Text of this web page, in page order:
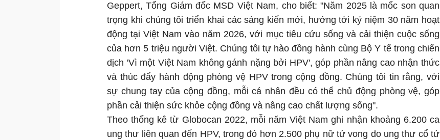
Geppert, Tổng Giám đốc MSD Việt Nam, cho biết: "Năm 2025 là mốc son quan
trọng khi chúng tôi triển khai các sáng kiến mới, hướng tới kỷ niệm 30 năm hoạt
động tại Việt Nam vào năm 2026, với mục tiêu cứu sống và cải thiện cuộc sống
của hơn 5 triệu người Việt. Chúng tôi tự hào đồng hành cùng Bộ Y tế trong chiến
dịch 'Vì một Việt Nam không gánh nặng bởi HPV', góp phần nâng cao nhận thức
và thúc đẩy hành động phòng vệ HPV trong cộng đồng. Chúng tôi tin rằng, với
sự chung tay của cộng đồng, mỗi cá nhân đều có thể chủ động phòng vệ, góp
phần cải thiện sức khỏe cộng đồng và nâng cao chất lượng sống".
Theo thống kê từ Globocan 2022, mỗi năm Việt Nam ghi nhận khoảng 6.200 ca
ung thư liên quan đến HPV, trong đó hơn 2.500 phụ nữ tử vong do ung thư cổ tử